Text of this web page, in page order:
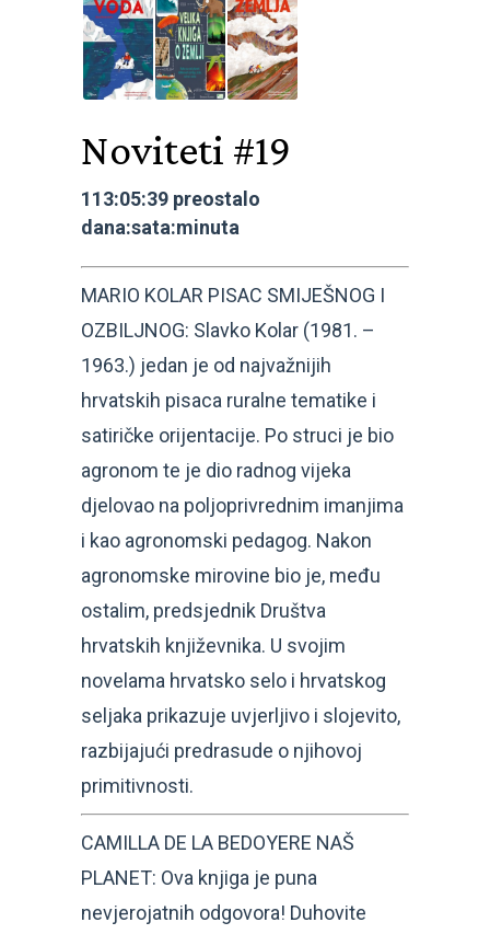
Noviteti #19
113:05:39 preostalo
dana:sata:minuta
MARIO KOLAR PISAC SMIJEŠNOG I
OZBILJNOG: Slavko Kolar (1981. –
1963.) jedan je od najvažnijih
hrvatskih pisaca ruralne tematike i
satiričke orijentacije. Po struci je bio
agronom te je dio radnog vijeka
djelovao na poljoprivrednim imanjima
i kao agronomski pedagog. Nakon
agronomske mirovine bio je, među
ostalim, predsjednik Društva
hrvatskih književnika. U svojim
novelama hrvatsko selo i hrvatskog
seljaka prikazuje uvjerljivo i slojevito,
razbijajući predrasude o njihovoj
primitivnosti.
CAMILLA DE LA BEDOYERE NAŠ
PLANET: Ova knjiga je puna
nevjerojatnih odgovora! Duhovite